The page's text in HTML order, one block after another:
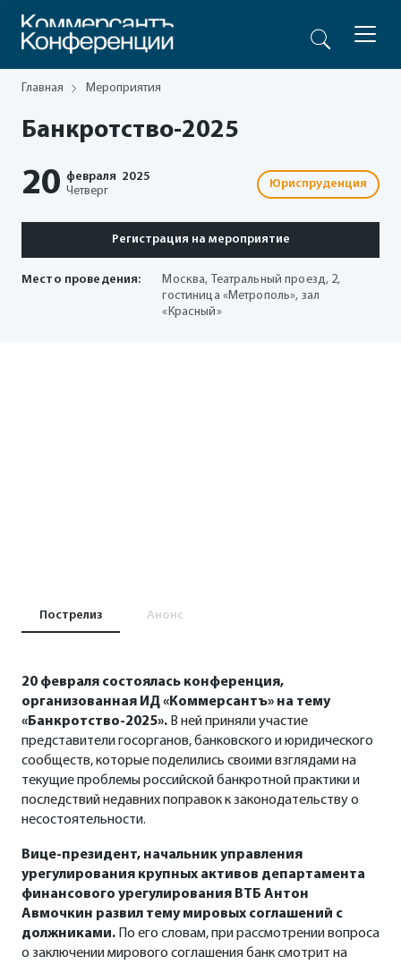
Главная Мероприятия
Банкротство-2025
20 февраля 2025
Четверг
Юриспруденция
Регистрация на мероприятие
Место проведения:
Москва, Театральный проезд, 2,
гостиница «Метрополь», зал
«Красный»
Пострелиз Анонс
20 февраля состоялась конференция,
организованная ИД «Коммерсантъ» на тему
«Банкротство-2025». В ней приняли участие
представители госорганов, банковского и юридического
сообществ, которые поделились своими взглядами на
текущие проблемы российской банкротной практики и
последствий недавних поправок к законодательству о
несостоятельности.
Вице-президент, начальник управления
урегулирования крупных активов департамента
финансового урегулирования ВТБ Антон
Авмочкин развил тему мировых соглашений с
должниками. По его словам, при рассмотрении вопроса
о заключении мирового соглашения банк смотрит на